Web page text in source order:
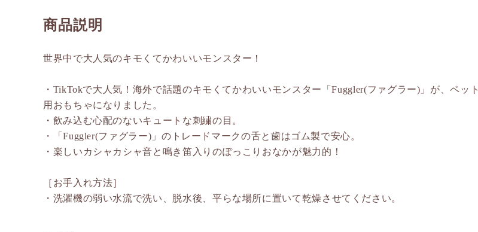
商品説明
世界中で大人気のキモくてかわいいモンスター！
・TikTokで大人気！海外で話題のキモくてかわいいモンスター「Fuggler(ファグラー)」が、ペット
用おもちゃになりました。
・飲み込む心配のないキュートな刺繍の目。
・「Fuggler(ファグラー)」のトレードマークの舌と歯はゴム製で安心。
・楽しいカシャカシャ音と鳴き笛入りのぽっこりおなかが魅力的！
［お手入れ方法］
・洗濯機の弱い水流で洗い、脱水後、平らな場所に置いて乾燥させてください。